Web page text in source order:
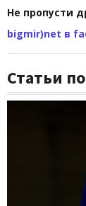
Не пропусти
bigmir)net в
Статьи